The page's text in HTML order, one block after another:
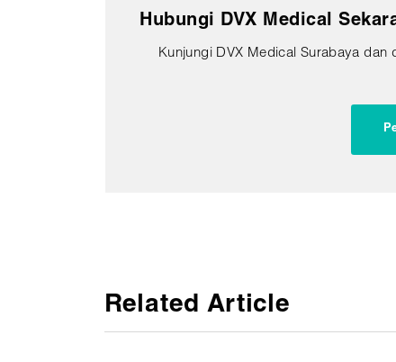
Hubungi DVX Medical
Kunjungi DVX Medical Surabaya
Related Article